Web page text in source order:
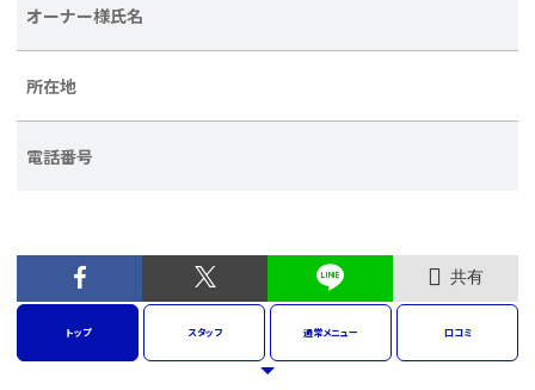
オーナー様氏名
所在地
電話番号
共有
トップ スタッフ 通常メニュー 口コミ